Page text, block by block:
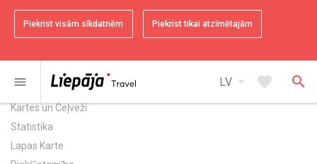
Piekrist visām sīkdatnēm Piekrist tikai atzīmētajām
menu LV arrow_drop_down favorite search
Kurzemes tūrisms
Noderīgi
Kartes un Ceļveži
Statistika
Lapas Karte